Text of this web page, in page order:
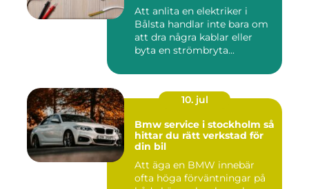
Att anlita en elektriker i
Bålsta handlar inte bara om
att dra några kablar eller
byta en strömbryta...
10. jul
Bmw service i stockholm så
hittar du rätt verkstad för
din bil
Att äga en BMW innebär
ofta höga förväntningar på